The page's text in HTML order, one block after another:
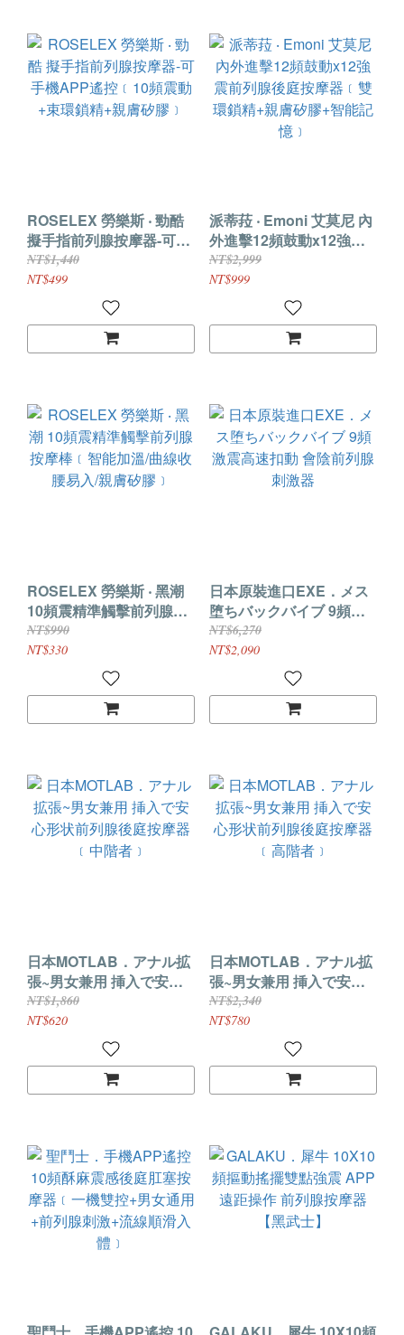
ROSELEX 勞樂斯 ‧ 勁酷
擬手指前列腺按摩器-可手
機APP遙控﹝10頻震動
+束環鎖精+親膚矽膠﹞
NT$1,440
NT$499
派蒂菈 ‧ Emoni 艾莫尼 內
外進擊12頻鼓動x12強震
前列腺後庭按摩器﹝雙環
鎖精+親膚矽膠+智能記
NT$2,999
NT$999
ROSELEX 勞樂斯 ‧ 黑潮
10頻震精準觸擊前列腺按
摩棒﹝智能加溫/曲線收腰
易入/親膚矽膠﹞
NT$990
NT$330
日本原裝進口EXE．メス
堕ちバックバイブ 9頻激
震高速扣動 會陰前列腺刺
激器
NT$6,270
NT$2,090
日本MOTLAB．アナル拡
張~男女兼用 挿入で安心
形状前列腺後庭按摩器
﹝中階者﹞
NT$1,860
NT$620
日本MOTLAB．アナル拡
張~男女兼用 挿入で安心
形状前列腺後庭按摩器
﹝高階者﹞
NT$2,340
NT$780